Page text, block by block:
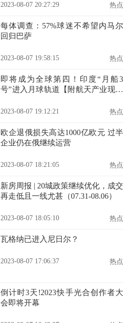
2023-08-07 20:27:29 热点
每体调查：57%球迷不希望内马尔
回归巴萨
2023-08-07 19:58:15 热点
即将成为全球第四！印度“月船3
号”进入月球轨道【附航天产业现状
2023-08-07 19:12:21 热点
欧企退俄损失高达1000亿欧元 过半
企业仍在俄继续运营
2023-08-07 18:21:05 热点
新房周报 | 20城政策继续优化，成交
再走低且一线尤甚（07.31-08.06）
2023-08-07 18:05:10 热点
瓦格纳已进入尼日尔？
2023-08-07 17:06:37 热点
倒计时3天!2023快手光合创作者大
会即将开幕